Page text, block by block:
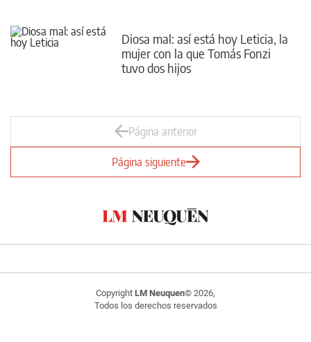
Diosa mal: así está hoy Leticia, la
mujer con la que Tomás Fonzi
tuvo dos hijos
Página anterior
Página siguiente
Copyright LM Neuquen© 2026,
Todos los derechos reservados